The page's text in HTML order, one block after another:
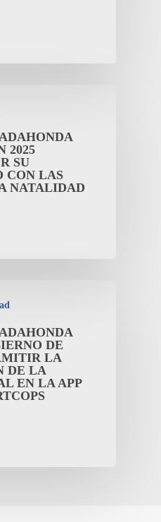
2025
SU
CON LAS
NATALIDAD
DE
LA
DE LA
EN LA APP